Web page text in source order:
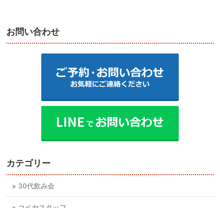
お問い合わせ
カテゴリー
30代飲み会